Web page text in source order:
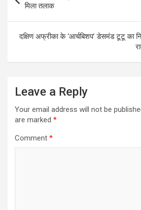
navigation
मिला तलाक
दक्षिण अफ्रीका के ‘आर्चबिशप’ डेसमंड टूटू का
Leave a Reply
Your email address will not be
are marked *
Comment *